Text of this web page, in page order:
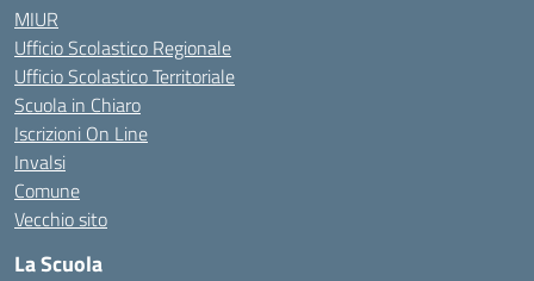
MIUR
Ufficio Scolastico Regionale
Ufficio Scolastico Territoriale
Scuola in Chiaro
Iscrizioni On Line
Invalsi
Comune
Vecchio sito
La Scuola